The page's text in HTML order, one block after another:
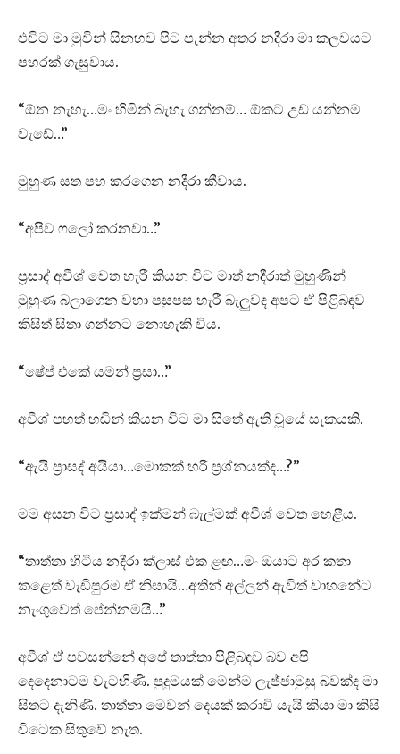
එවිට මා මුවින් සිනහව පිට පැන්න අතර නදීරා මා කලවයට
පහරක් ගැසුවාය.
“ඕන නැහැ…මං හිමින් බැහැ ගන්නම්… ඕකට උඩ යන්නම
වැඩේ…”
මුහුණ සත පහ කරගෙන නදීරා කීවාය.
“අපිව ෆලෝ කරනවා…”
ප්‍රසාද් අවීශ් වෙත හැරී කියන විට මාත් නදීරාත් මුහුණින්
මුහුණ බලාගෙන වහා පසුපස හැරී බැලුවද අපට ඒ පිළිබඳව
කිසිත් සිතා ගන්නට නොහැකි විය.
“ෂේප් එකේ යමන් ප්‍රසා…”
අවීශ් පහත් හඬින් කියන විට මා සිතේ ඇති වූයේ සැකයකි.
“ඇයි ප්‍රාසද් අයියා…මොකක් හරි ප්‍රශ්නයක්ද…?”
මම අසන විට ප්‍රසාද් ඉක්මන් බැල්මක් අවීශ් වෙත හෙළීය.
“තාත්තා හිටිය නදීරා ක්ලාස් එක ළඟ…මං ඔයාට අර කතා
කළෙත් වැඩිපුරම ඒ නිසායි…අතින් අල්ලන් ඇවිත් වාහනේට
නැංගුවෙත් පේන්නමයි…”
අවීශ් ඒ පවසන්නේ අපේ තාත්තා පිළිබඳව බව අපි
දෙදෙනාටම වැටහිණි. පුදුමයක් මෙන්ම ලැජ්ජාමුසු බවක්ද මා
සිතට දැනිණි. තාත්තා මෙවන් දෙයක් කරාවි යැයි කියා මා කිසි
විටෙක සිතුවේ නැත.